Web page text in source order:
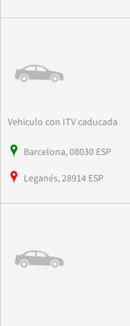
Vehiculo con ITV caducada
Barcelona, 08030 ESP
Leganés, 28914 ESP